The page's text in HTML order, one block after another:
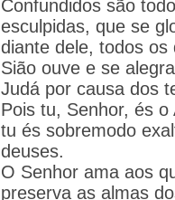
Confundidos são
esculpidas, que se
diante dele, todos os
Sião ouve e se
Judá por causa dos
Pois tu, Senhor, és
tu és sobremodo
deuses.
O Senhor ama aos
preserva as almas